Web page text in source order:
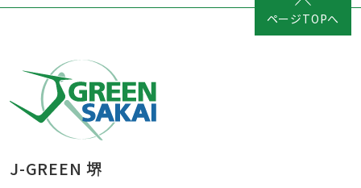
ページTOPへ
J-GREEN 堺